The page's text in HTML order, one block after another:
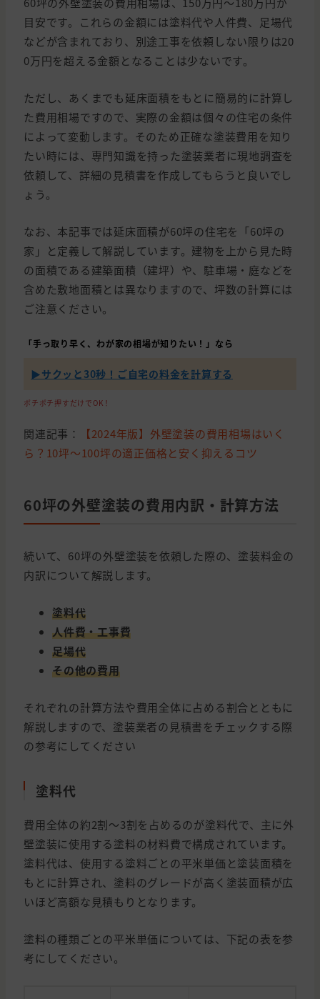
目安です。これらの金額には塗料代や人件費、足場代
などが含まれており、別途工事を依頼しない限りは20
0万円を超える金額となることは少ないです。
ただし、あくまでも延床面積をもとに簡易的に計算し
た費用相場ですので、実際の金額は個々の住宅の条件
によって変動します。そのため正確な塗装費用を知り
たい時には、専門知識を持った塗装業者に現地調査を
依頼して、詳細の見積書を作成してもらうと良いでし
ょう。
なお、本記事では延床面積が60坪の住宅を「60坪の
家」と定義して解説しています。建物を上から見た時
の面積である建築面積（建坪）や、駐車場・庭などを
含めた敷地面積とは異なりますので、坪数の計算には
ご注意ください。
「手っ取り早く、わが家の相場が知りたい！」なら
▶︎サクッと30秒！ご自宅の料金を計算する
ポチポチ押すだけでOK！
関連記事：
【2024年版】外壁塗装の費用相場はいく
ら？10坪〜100坪の適正価格と安く抑えるコツ
60坪の外壁塗装の費用内訳・計算方法
続いて、60坪の外壁塗装を依頼した際の、塗装料金の
内訳について解説します。
塗料代
人件費・工事費
足場代
その他の費用
それぞれの計算方法や費用全体に占める割合とともに
解説しますので、塗装業者の見積書をチェックする際
の参考にしてください
塗料代
費用全体の約2割〜3割を占めるのが塗料代で、主に外
壁塗装に使用する塗料の材料費で構成されています。
塗料代は、使用する塗料ごとの平米単価と塗装面積を
もとに計算され、塗料のグレードが高く塗装面積が広
いほど高額な見積もりとなります。
塗料の種類ごとの平米単価については、下記の表を参
考にしてください。